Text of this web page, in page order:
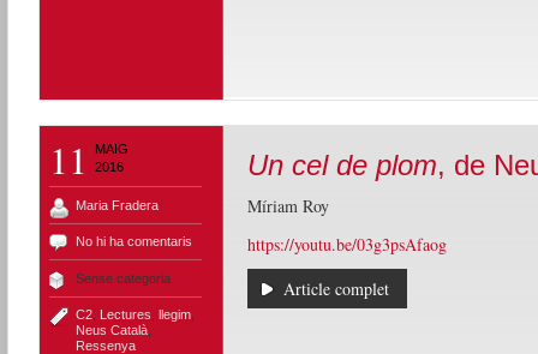
11
MAIG
2016
Maria Fradera
No hi ha comentaris
Sense categoria
C2, Lectures llegim,
Neus Català,
Ressenya
Un cel de plom, de
Míriam Roy
https://youtu.be/03g3psAfaog
Article complet